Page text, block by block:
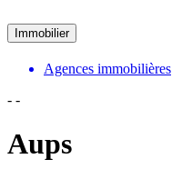
Immobilier
Agences immobilières
- -
Aups